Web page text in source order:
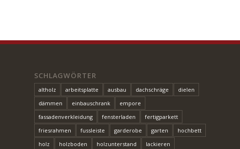
SCHLAGWÖRTER
altholz arbeitsplatte ausbau dachschräge
dielen
dämmen
einbauschrank
empore
fassadenverkleidung
fensterladen
fertigparkett
friesrahmen
fussleiste garderobe garten
hochbett
holz
holzboden holzunterstand lackieren